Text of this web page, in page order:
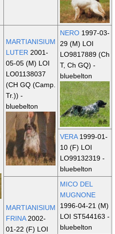
MARTIANISIUM
LUTER 2001-
05-05 (M) LOI
LO01138037
(CH GQ (Camp.
Tr.)) -
bluebelton
NERO 1997-03-
29 (M) LOI
LO9817889 (Ch
T, Ch GQ) -
bluebelton
VERA1999-01-
10 (F) LOI
LO99132319 -
bluebelton
MARTIANISIUM
FRINA2002-
01-22 (F) LOI
MICO DEL
MUGNONE
1996-04-21 (M)
LOI ST544163 -
bluebelton